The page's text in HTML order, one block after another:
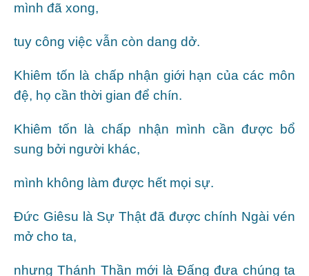
mình đã xong,
tuy công việc vẫn còn dang dở.
Khiêm tốn là chấp nhận giới hạn của các môn
đệ, họ cần thời gian để chín.
Khiêm tốn là chấp nhận mình cần được bổ
sung bởi người khác,
mình không làm được hết mọi sự.
Đức Giêsu là Sự Thật đã được chính Ngài vén
mở cho ta,
nhưng Thánh Thần mới là Đấng đưa chúng ta